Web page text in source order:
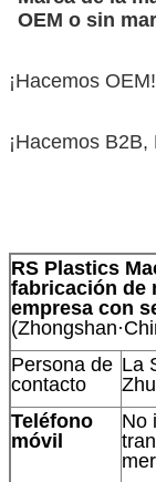
OEM o sin
¡Hacemos OEM!
¡Hacemos B2B,
RS Plastics
fabricación de
empresa con
Persona de
contacto
La
Teléfono
móvil
No